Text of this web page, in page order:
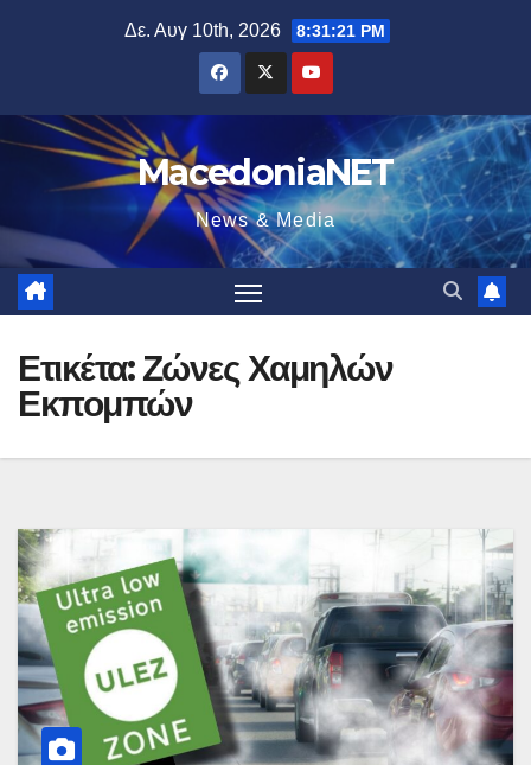
Δε. Αυγ 10th, 2026 8:31:22 PM
MacedoniaNET
News & Media
Ετικέτα:Ζώνες Χαμηλών
Εκπομπών